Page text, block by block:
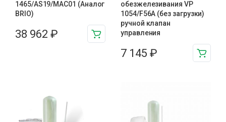
1465/AS19/MAC01 (Аналог
BRIO)
38 962 ₽
обезжелезивания VP
1054/F56A (без загрузки)
ручной клапан
управления
7 145 ₽